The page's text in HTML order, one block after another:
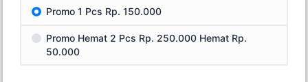
Promo 1 Pcs Rp. 150.000
Promo Hemat 2 Pcs Rp. 250.000 Hemat Rp.
50.000